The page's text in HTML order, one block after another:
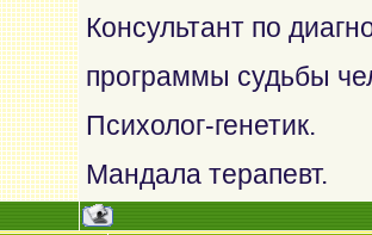
Консультант по
программы судьбы
Психолог-генетик.
Мандала терапевт.